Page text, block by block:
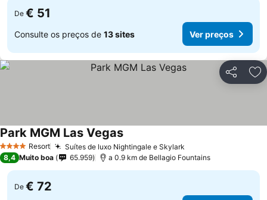
De € 51
Consulte os preços de 13 sites Ver preços
Partilhar
4 EstrelasResort Suítes de luxo Nightingale e Skylark
Park MGM Las Vegas
8,4 Muito boa 65.959 a 0.9 km de Bellagio Fountains
De € 72